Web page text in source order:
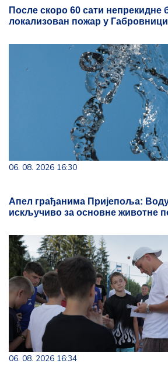
После скоро 60 сати непрекидне
локализован пожар у Габровници
06. 08. 2026 16:30
Апел грађанима Пријепоља:
искључиво за основне животне
06. 08. 2026 16:34